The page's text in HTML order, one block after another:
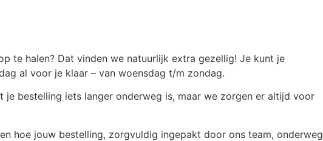
te halen? Dat vinden we natuurlijk extra gezellig! Je kunt je
al voor je klaar – van woensdag t/m zondag.
bestelling iets langer onderweg is, maar we zorgen er altijd voor
hoe jouw bestelling, zorgvuldig ingepakt door ons team, onderweg